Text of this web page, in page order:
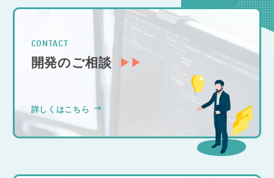
CONTACT
開発のご相談
詳しくはこちら